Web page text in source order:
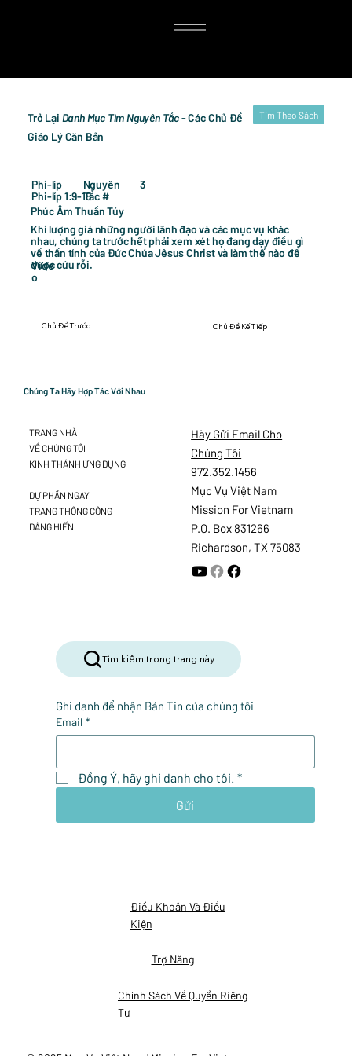
Chủ Đề Trước Chủ Đề Kế Tiếp
Tim Theo Sách
Trở Lại Danh Mục Tìm Nguyên Tắc- Các Chủ Đề
Giáo Lý Căn Bản
Phi-líp
Phúc Âm Thuần Túy
Phi-líp 1:9-18
Nguyên
Tắc #
3
Khi lượng giá những người lãnh đạo và các mục vụ khác
nhau, chúng ta trước hết phải xem xét họ đang dạy điều gì
về thần tính của Đức Chúa Jêsus Christ và làm thế nào để
được cứu rỗi.
Vide
o
Chúng Ta Hãy Hợp Tác Với Nhau
Điều Khoản Và Điều
Kiện
Trợ Năng
Chính Sách Về Quyền Riêng
Tư
Tìm kiếm trong trang này
Ghi danh để nhận Bản Tin của chúng tôi
Email *
Đồng Ý, hãy ghi danh cho tôi. *
Gửi
Hãy Gửi Email Cho
Chúng Tôi
972.352.1456
Mục Vụ Việt Nam
Mission For Vietnam
P.O. Box 831266
Richardson, TX 75083
TRANG NHÀ
VỀ CHÚNG TÔI
KINH THÁNH ỨNG DỤNG
DỰ PHẦN NGAY
TRANG THÔNG CÔNG
DÂNG HIẾN